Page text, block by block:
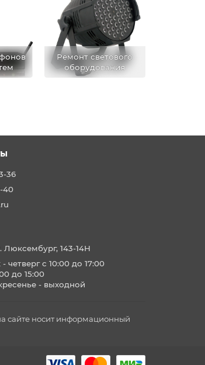
Ремонт светового
оборудования
36
40
Люксембург, 143-14Н
четверг с 10:00 до 17:00
до 15:00
- выходной
сайте носит информационный